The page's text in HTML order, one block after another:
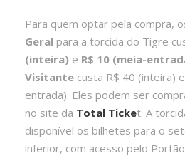
Para quem optar pela compra,
Geral para a torcida do Tigre
(inteira) e R$ 10 (meia-
Visitante custa R$ 40 (inteira)
entrada). Eles podem ser
no site da Total Ticket. A
disponível os bilhetes para o
inferior, com acesso pelo